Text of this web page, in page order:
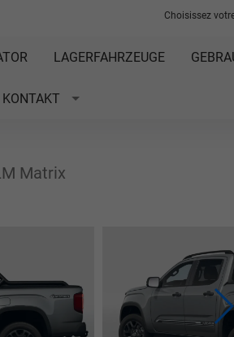
Choisissez
LAGERFAHRZEUGE
KONTAKT
Matrix